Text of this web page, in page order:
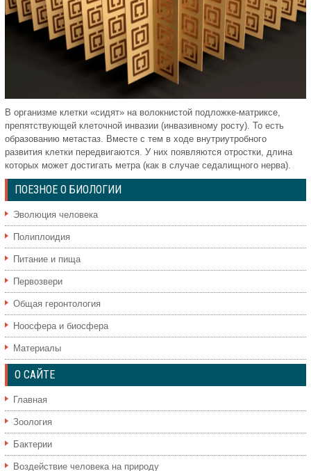
В организме клетки «сидят» на волокнистой подложке-матриксе,
препятствующей клеточной инвазии (инвазивному росту). То есть
образованию метастаз. Вместе с тем в ходе внутриутробного
развития клетки передвигаются. У них появляются отростки, длина
которых может достигать метра (как в случае седалищного нерва).
ПОЕЗНОЕ О БИОЛОГИИ
Эволюция человека
Полиплоидия
Питание и пища
Первозвери
Общая геронтология
Ноосфера и биосфера
Материалы
О САЙТЕ
Главная
Зоология
Бактерии
Воздействие человека на природу